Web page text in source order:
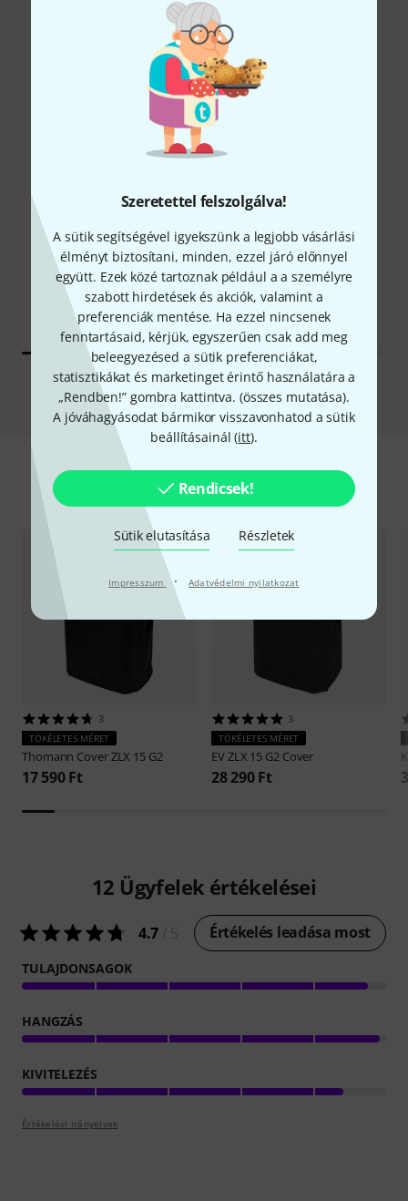
Szeretettel felszolgálva!
A sütik segítségével igyekszünk a legjobb vásárlási
élményt biztosítani, minden, ezzel járó előnnyel
együtt. Ezek közé tartoznak például a a személyre
szabott hirdetések és akciók, valamint a
preferenciák mentése. Ha ezzel nincsenek
fenntartásaid, kérjük, egyszerűen csak add meg
beleegyezésed a sütik preferenciákat,
statisztikákat és marketinget érintő használatára a
„Rendben!” gombra kattintva. (összes mutatása).
A jóváhagyásodat bármikor visszavonhatod a sütik
beállításainál (itt).
Rendicsek!
Sütik elutasítása Részletek
Impresszum · Adatvédelmi nyilatkozat
Ügyfeleink, akik ezt a termékünket
megnyitották, az alábbiakat is
megvásárolták
31%
MEGVÁSÁROLOM
PONT UGYANEZT A TERMÉKET
237 300 Ft
17%
MEGVÁSÁROLOM
EV ZLX 12P G2
203 300 Ft
Összehasonlítás
Kiegészítők és hozzáillő elemek
3
TÖKÉLETES MÉRET
Thomann Cover ZLX 15 G2
17 590 Ft
3
TÖKÉLETES MÉRET
EV ZLX 15 G2 Cover
28 290 Ft
12 Ügyfelek értékelései
4.7 Értékelés leadása most
TULAJDONSAGOK
HANGZÁS
KIVITELEZÉS
Értékelési irányelvek